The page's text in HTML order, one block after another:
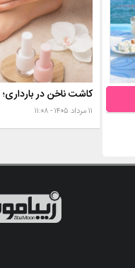
۱۱ مرداد ۱۴۰۵ - ۱۱:۰۸